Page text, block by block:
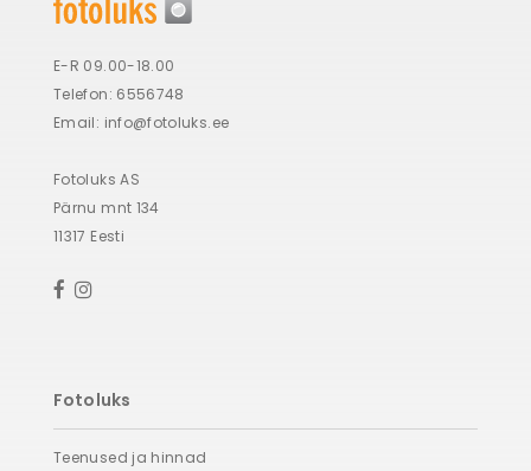
E-R 09.00-18.00
Telefon: 6556748
Email: info@fotoluks.ee
Fotoluks AS
Pärnu mnt 134
11317 Eesti
Fotoluks
Teenused ja hinnad